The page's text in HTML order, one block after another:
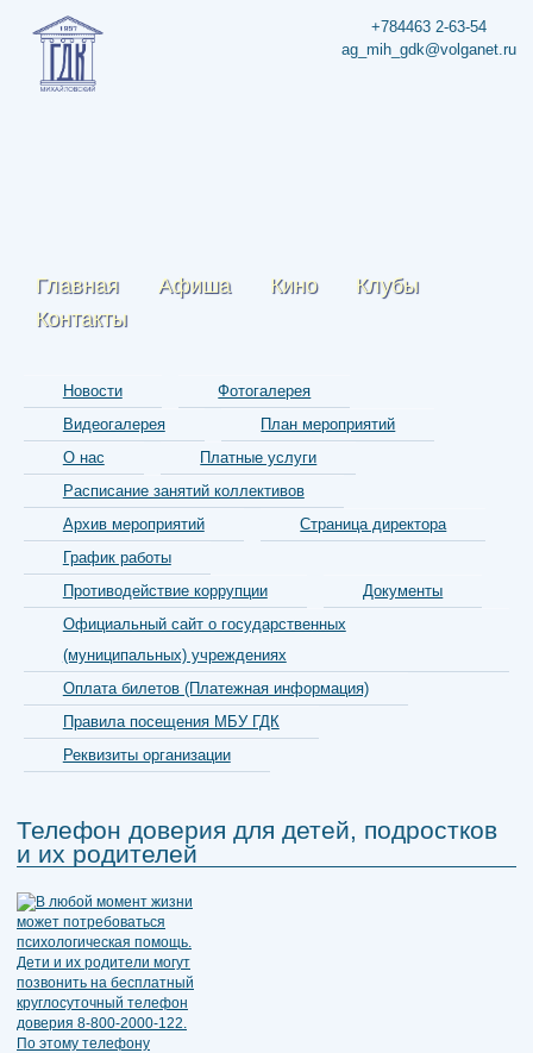
+784463 2-63-54
ag_mih_gdk@volganet.ru
Главная Афиша Кино
Клубы
Контакты
Новости
Фотогалерея
Видеогалерея
План мероприятий
О нас
Платные услуги
Расписание занятий коллективов
Архив мероприятий
Страница директора
График работы
Противодействие коррупции
Документы
Официальный сайт о государственных
(муниципальных) учреждениях
Оплата билетов (Платежная информация)
Правила посещения МБУ ГДК
Реквизиты организации
Телефон доверия для детей, подростков
и их родителей